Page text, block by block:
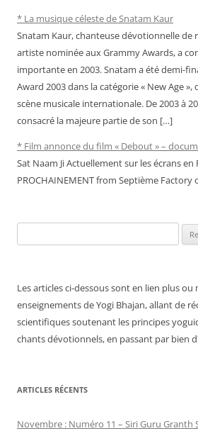
* La musique céleste de Snatam Kaur
Snatam Kaur, chanteuse dévotionnelle de
artiste nominée aux Grammy Awards, a
importante en 2003. Snatam a été demi-
Award 2003 dans la catégorie « New Age »,
scène musicale internationale. De 2003 à
consacré la majeure partie de son […]
* Film annonce du film « Debout » –
Sat Naam Ji Actuellement sur les écrans en
PROCHAINEMENT from Septième Factory
Les articles ci-dessous sont en lien plus ou
enseignements de Yogi Bhajan, allant de
scientifiques soutenant les principes
chants dévotionnels, en passant par bien
ARTICLES RÉCENTS
Novembre : Numéro 11 – Siri Guru Granth